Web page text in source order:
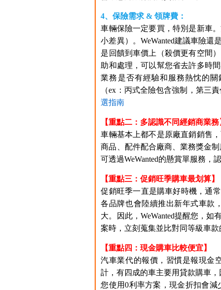
4、保險需求 & 領牌費：
車輛保險一定要買，特別是新車
小差異）。WeWanted建議車險
是回饋到車價上（殺價更有空間
助和處理，可以幫您省去許多時
業務是否有經驗和服務熱忱的
（ex：丙式全險包含強制，第三
選指南
【重點二：多認識不同經銷商業務
車輛基本上都不是原廠直銷銷售
商品、配件配合廠商、業務獎金
可透過WeWanted的懸賞單服務，
【重點三：促銷旺季購車最划算】
促銷旺季一直是購車好時機，通
各品牌也會陸續推出新年式車款
大。因此，WeWanted提醒您，
案時，立刻蒐集並比對同等級車
【重點四：現金購車比較便宜】
汽車業代的報價，習慣是報現金
計，有四成的車主要用貸款購車
您使用0利率方案，現金折扣會